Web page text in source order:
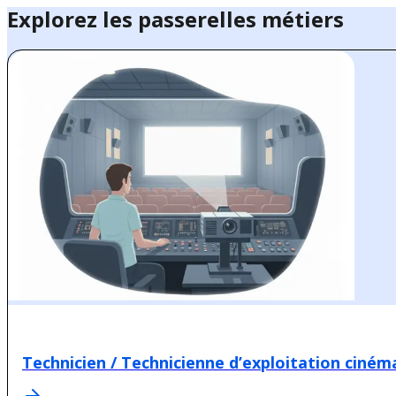
Explorez les passerelles métiers
Technicien / Technicienne d’exploitation